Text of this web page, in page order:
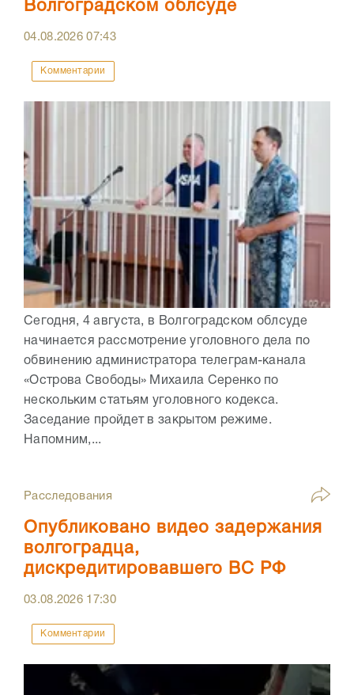
Волгоградском облсуде
04.08.202607:43
Комментарии
Сегодня, 4 августа, в Волгоградском облсуде
начинается рассмотрение уголовного дела по
обвинению администратора телеграм-канала
«Острова Свободы» Михаила Серенко по
нескольким статьям уголовного кодекса.
Заседание пройдет в закрытом режиме.
Напомним,...
Расследования
Опубликовано видео задержания
волгоградца,
дискредитировавшего ВС РФ
03.08.2026 17:30
Комментарии